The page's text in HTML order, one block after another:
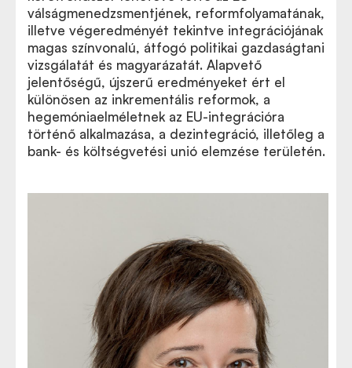
válságmenedzsmentjének, reformfolyamatának,
illetve végeredményét tekintve integrációjának
magas színvonalú, átfogó politikai gazdaságtani
vizsgálatát és magyarázatát. Alapvető
jelentőségű, újszerű eredményeket ért el
különösen az inkrementális reformok, a
hegemóniaelméletnek az EU-integrációra
történő alkalmazása, a dezintegráció, illetőleg a
bank- és költségvetési unió elemzése területén.